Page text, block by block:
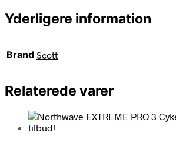
Yderligere information
Brand Scott
Relaterede varer